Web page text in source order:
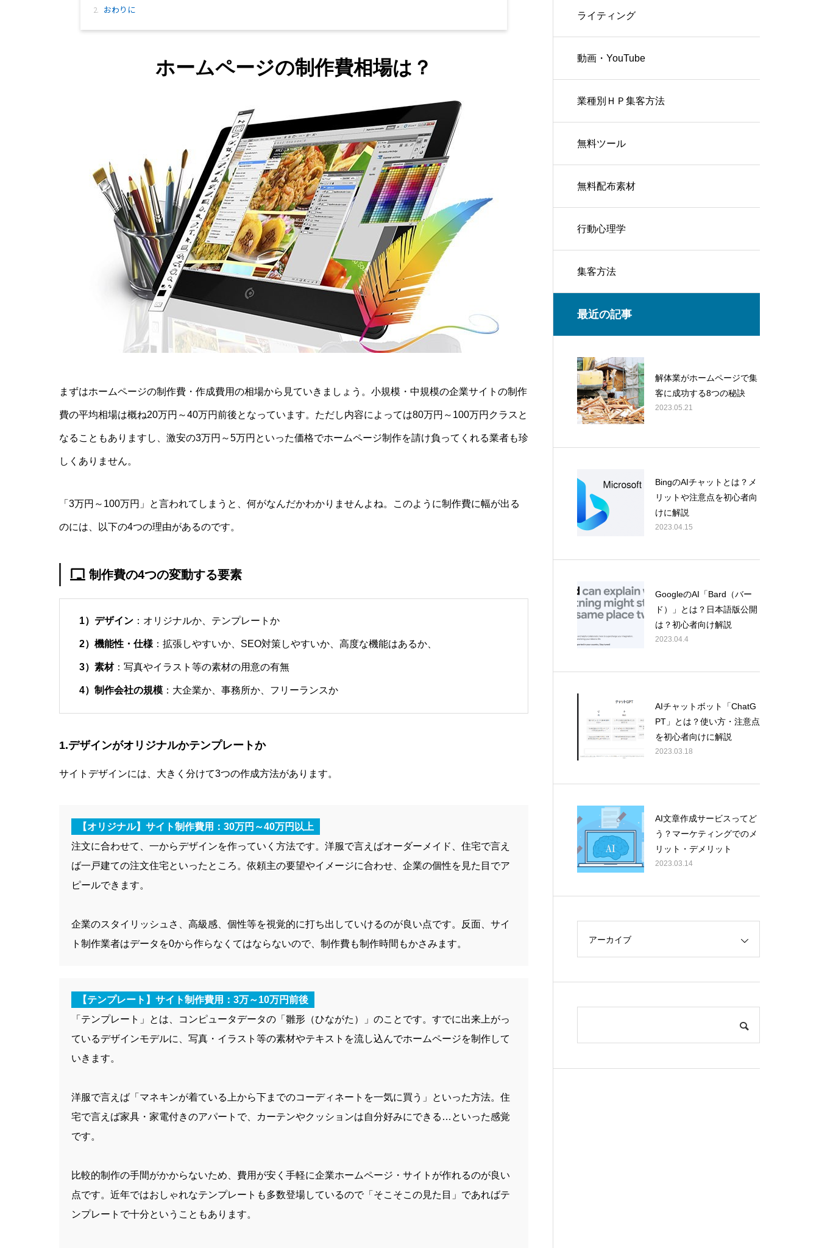
おわりに
ホームページの制作費相場は？
まずはホームページの制作費・作成費用の相場から見ていきましょう。小規模・中規模の企業サイトの制作
費の平均相場は概ね20万円～40万円前後となっています。ただし内容によっては80万円～100万円クラスと
なることもありますし、激安の3万円～5万円といった価格でホームページ制作を請け負ってくれる業者も珍
しくありません。
「3万円～100万円」と言われてしまうと、何がなんだかわかりませんよね。このように制作費に幅が出る
のには、以下の4つの理由があるのです。
制作費の4つの変動する要素
1）デザイン ：オリジナルか、テンプレートか
2）機能性・仕様：拡張しやすいか、SEO対策しやすいか、高度な機能はあるか、
3）素材：写真やイラスト等の素材の用意の有無
4）制作会社の規模 ：大企業か、事務所か、フリーランスか
1.デザインがオリジナルかテンプレートか
サイトデザインには、大きく分けて3つの作成方法があります。
【オリジナル】サイト制作費用：30万円～40万円以上
注文に合わせて、一からデザインを作っていく方法です。洋服で言えばオーダーメイド、住宅で言え
ば一戸建ての注文住宅といったところ。依頼主の要望やイメージに合わせ、企業の個性を見た目でア
ピールできます。
企業のスタイリッシュさ、高級感、個性等を視覚的に打ち出していけるのが良い点です。反面、サイ
ト制作業者はデータを0から作らなくてはならないので、制作費も制作時間もかさみます。
【テンプレート】サイト制作費用：3万～10万円前後
「テンプレート」とは、コンピュータデータの「雛形（ひながた）」のことです。すでに出来上がっ
ているデザインモデルに、写真・イラスト等の素材やテキストを流し込んでホームページを制作して
いきます。
洋服で言えば「マネキンが着ている上から下までのコーディネートを一気に買う」といった方法。住
宅で言えば家具・家電付きのアパートで、カーテンやクッションは自分好みにできる…といった感覚
です。
比較的制作の手間がかからないため、費用が安く手軽に企業ホームページ・サイトが作れるのが良い
点です。近年ではおしゃれなテンプレートも多数登場しているので「そこそこの見た目」であればテ
ンプレートで十分ということもあります。
ライティング
動画・YouTube
業種別ＨＰ集客方法
無料ツール
無料配布素材
行動心理学
集客方法
最近の記事
解体業がホームページで集
客に成功する8つの秘訣
2023.05.21
BingのAIチャットとは？メ
リットや注意点を初心者向
けに解説
2023.04.15
GoogleのAI「Bard（バー
ド）」とは？日本語版公開
は？初心者向け解説
2023.04.4
AIチャットボット「ChatG
PT」とは？使い方・注意点
を初心者向けに解説
2023.03.18
AI文章作成サービスってど
う？マーケティングでのメ
リット・デメリット
2023.03.14
アーカイブ